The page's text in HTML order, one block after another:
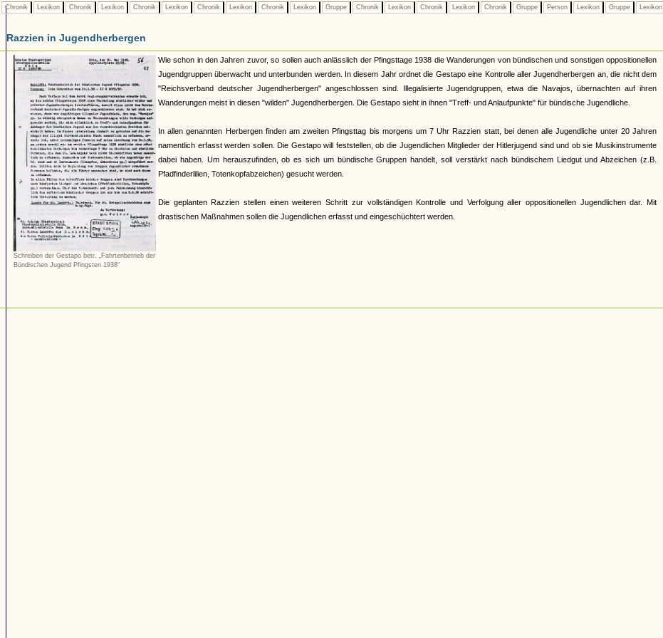
Chronik Lexikon Chronik Lexikon Chronik Lexikon Chronik Lexikon Chronik Lexikon Gruppe Chronik Lexikon Chronik Lexikon Chronik Gruppe Person Lexikon Gruppe Lexikon
Razzien in Jugendherbergen
Schreiben der Gestapo betr. „Fahrtenbetrieb der
Bündischen Jugend Pfingsten 1938“
Wie schon in den Jahren zuvor, so sollen auch anlässlich der Pfingsttage 1938 die Wanderungen von bündischen und sonstigen oppositionellen
Jugendgruppen überwacht und unterbunden werden. In diesem Jahr ordnet die Gestapo eine Kontrolle aller Jugendherbergen an, die nicht dem
"Reichsverband deutscher Jugendherbergen" angeschlossen sind. Illegalisierte Jugendgruppen, etwa die Navajos, übernachten auf ihren
Wanderungen meist in diesen "wilden" Jugendherbergen. Die Gestapo sieht in ihnen "Treff- und Anlaufpunkte" für bündische Jugendliche.
In allen genannten Herbergen finden am zweiten Pfingsttag bis morgens um 7 Uhr Razzien statt, bei denen alle Jugendliche unter 20 Jahren
namentlich erfasst werden sollen. Die Gestapo will feststellen, ob die Jugendlichen Mitglieder der Hitlerjugend sind und ob sie Musikinstrumente
dabei haben. Um herauszufinden, ob es sich um bündische Gruppen handelt, soll verstärkt nach bündischem Liedgut und Abzeichen (z.B.
Pfadfinderlilien, Totenkopfabzeichen) gesucht werden.
Die geplanten Razzien stellen einen weiteren Schritt zur vollständigen Kontrolle und Verfolgung aller oppositionellen Jugendlichen dar. Mit
drastischen Maßnahmen sollen die Jugendlichen erfasst und eingeschüchtert werden.